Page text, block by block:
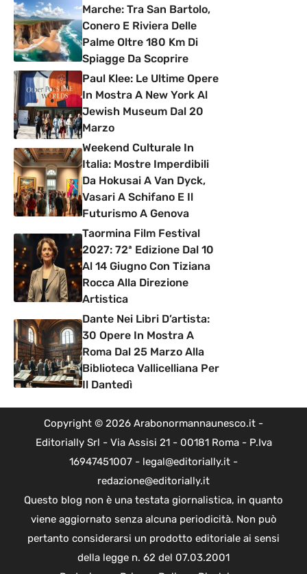
Marche: Tra San Bartolo,
Conero E Riviera Delle
Palme Oltre 180 Km Di
Spiagge Da Scoprire
Paul Klee: Le Ultime Opere
In Mostra A New York Al
Jewish Museum Dal 20
Marzo
Weekend Culturale In
Italia: Mostre Imperdibili
Da Hokusai A Van Dyck,
Vasari A Schifano E Il
Futurismo A Genova
Taormina Film Festival
2027: 72ª Edizione Dal 10
Al 14 Giugno Con Tiziana
Rocca Alla Direzione
Artistica
Dante Nei Libri D’artista:
30 Opere In Mostra A
Roma Dal 25 Marzo Alla
Biblioteca Vallicelliana Per
Il Dantedì
Copyright © 2026 Arabonormannaunesco.it -
Editorially Srl - Via Assisi 21 - 00181 Roma - P.Iva
16947451007 - legal@editorially.it -
redazione@editorially.it
Questo blog non è una testata giornalistica, in quanto
viene aggiornato senza alcuna periodicità. Non può
pertanto considerarsi un prodotto editoriale ai sensi
della legge n. 62 del 07.03.2001